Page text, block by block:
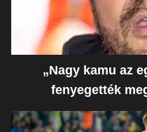
„Nagy kamu az
fenyegették